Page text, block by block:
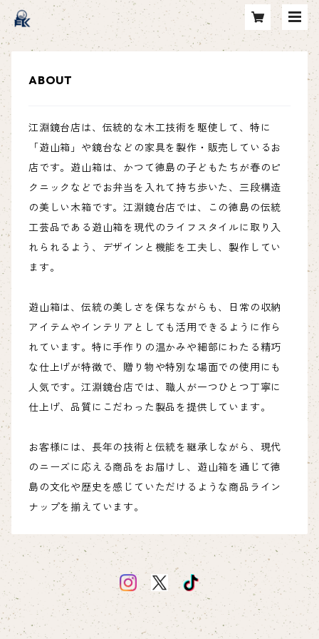
ABOUT
江淵鏡台店は、伝統的な木工技術を駆使して、特に
「遊山箱」や鏡台などの家具を製作・販売しているお
店です。遊山箱は、かつて徳島の子どもたちが春のピ
クニックなどでお弁当を入れて持ち歩いた、三段構造
の美しい木箱です。江淵鏡台店では、この徳島の伝統
工芸品である遊山箱を現代のライフスタイルに取り入
れられるよう、デザインと機能を工夫し、製作してい
ます。
遊山箱は、伝統の美しさを保ちながらも、日常の収納
アイテムやインテリアとしても活用できるように作ら
れています。特に手作りの温かみや細部にわたる精巧
な仕上げが特徴で、贈り物や特別な場面での使用にも
人気です。江淵鏡台店では、職人が一つひとつ丁寧に
仕上げ、品質にこだわった製品を提供しています。
お客様には、長年の技術と伝統を継承しながら、現代
のニーズに応える商品をお届けし、遊山箱を通じて徳
島の文化や歴史を感じていただけるような商品ライン
ナップを揃えています。